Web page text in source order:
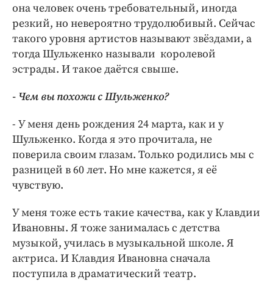
она человек очень требовательный, иногда
резкий, но невероятно трудолюбивый. Сейчас
такого уровня артистов называют звёздами, а
тогда Шульженко называли королевой
эстрады. И такое даётся свыше.
- Чем вы похожи с Шульженко?
- У меня день рождения 24 марта, как и у
Шульженко. Когда я это прочитала, не
поверила своим глазам. Только родились мы с
разницей в 60 лет. Но мне кажется, я её
чувствую.
У меня тоже есть такие качества, как у Клавдии
Ивановны. Я тоже занималась с детства
музыкой, училась в музыкальной школе. Я
актриса. И Клавдия Ивановна сначала
поступила в драматический театр.